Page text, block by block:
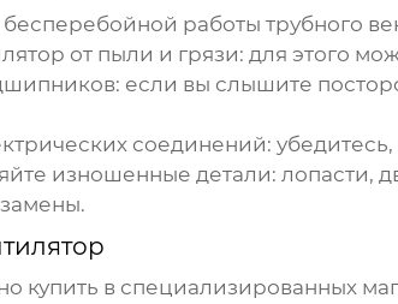
работы трубного
от пыли и грязи: для этого
: если вы слышите
соединений:
изношенные детали: лопасти,
купить в специализированных